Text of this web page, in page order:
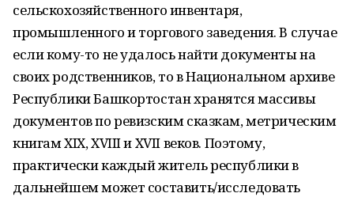
сельскохозяйственного инвентаря,
промышленного и торгового заведения. В случае
если кому-то не удалось найти документы на
своих родственников, то в Национальном архиве
Республики Башкортостан хранятся массивы
документов по ревизским сказкам, метрическим
книгам XIX, XVIII и XVII веков. Поэтому,
практически каждый житель республики в
дальнейшем может составить/исследовать